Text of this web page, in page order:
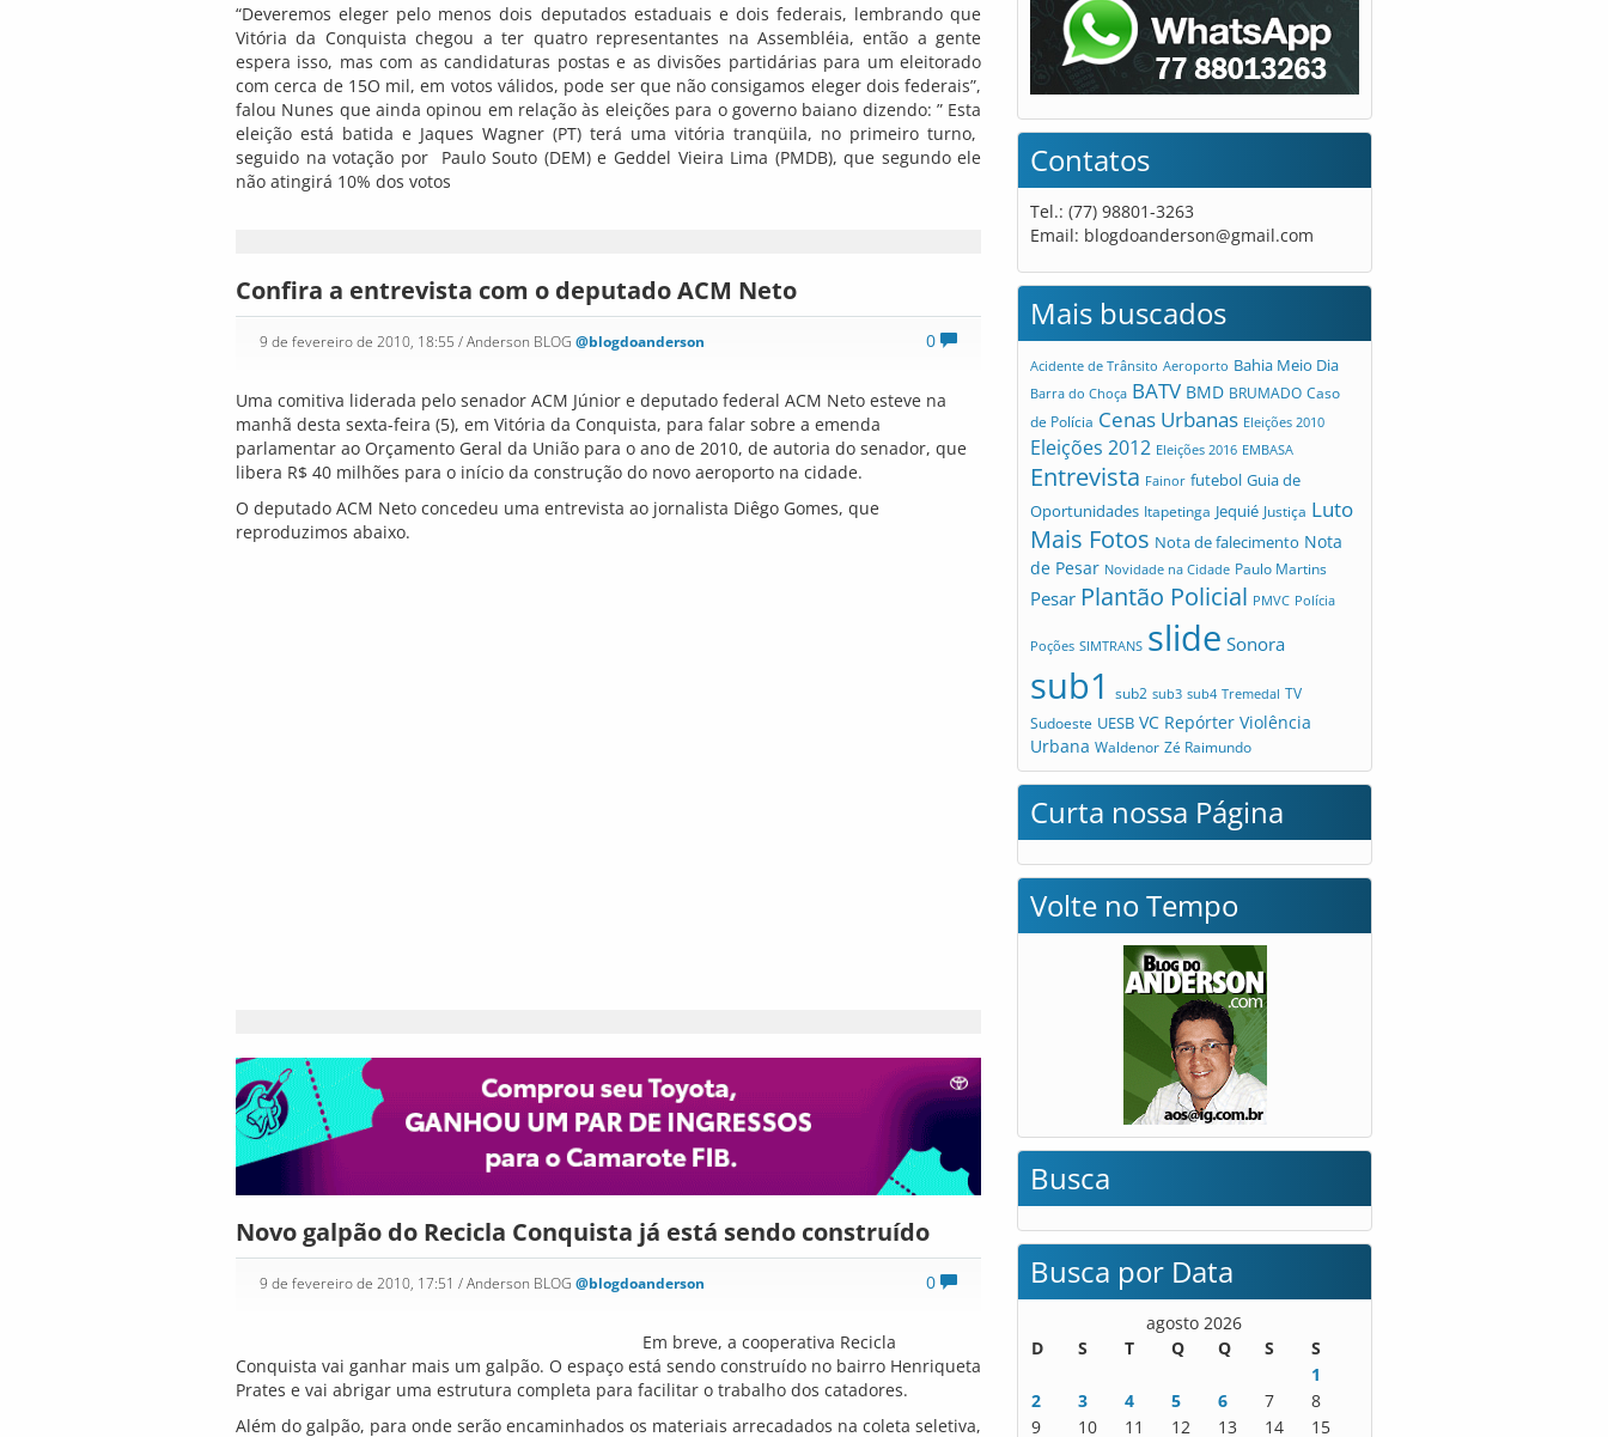
“Deveremos eleger pelo menos dois deputados estaduais e dois federais, lembrando que
Vitória da Conquista chegou a ter quatro representantes na Assembléia, então a gente
espera isso, mas com as candidaturas postas e as divisões partidárias para um eleitorado
com cerca de 15O mil, em votos válidos, pode ser que não consigamos eleger dois federais”,
falou Nunes que ainda opinou em relação às eleições para o governo baiano dizendo: ” Esta
eleição está batida e Jaques Wagner (PT) terá uma vitória tranqüila, no primeiro turno,
seguido na votação por Paulo Souto (DEM) e Geddel Vieira Lima (PMDB), que segundo ele
não atingirá 10% dos votos
Confira a entrevista com o deputado ACM Neto
0
9 de fevereiro de 2010, 18:55 / Anderson BLOG @blogdoanderson
Uma comitiva liderada pelo senador ACM Júnior e deputado federal ACM Neto esteve na
manhã desta sexta-feira (5), em Vitória da Conquista, para falar sobre a emenda
parlamentar ao Orçamento Geral da União para o ano de 2010, de autoria do senador, que
libera R$ 40 milhões para o início da construção do novo aeroporto na cidade.
O deputado ACM Neto concedeu uma entrevista ao jornalista Diêgo Gomes, que
reproduzimos abaixo.
Novo galpão do Recicla Conquista já está sendo construído
0
9 de fevereiro de 2010, 17:51 / Anderson BLOG @blogdoanderson
Em breve, a cooperativa Recicla
Conquista vai ganhar mais um galpão. O espaço está sendo construído no bairro Henriqueta
Prates e vai abrigar uma estrutura completa para facilitar o trabalho dos catadores.
Além do galpão, para onde serão encaminhados os materiais arrecadados na coleta seletiva,
Contatos
Tel.: (77) 98801-3263
Email: blogdoanderson@gmail.com
Mais buscados
Acidente de Trânsito Aeroporto Bahia Meio Dia
Barra do Choça BATV BMD BRUMADO Caso
de Polícia Cenas Urbanas Eleições 2010
Eleições 2012 Eleições 2016 EMBASA
Entrevista Fainor futebol Guia de
Oportunidades Itapetinga Jequié Justiça Luto
Mais Fotos Nota de falecimento Nota
de Pesar Novidade na Cidade Paulo Martins
Pesar Plantão Policial PMVC Polícia
Poções SIMTRANS slide Sonora
sub1 sub2 sub3 sub4 Tremedal TV
Sudoeste UESB VC Repórter Violência
Urbana Waldenor Zé Raimundo
Curta nossa Página
Volte no Tempo
Busca
Busca por Data
agosto 2026
D
S T Q Q S
S
1
2
3 4 5 6 7
8
9
10 11 12 13 14 15